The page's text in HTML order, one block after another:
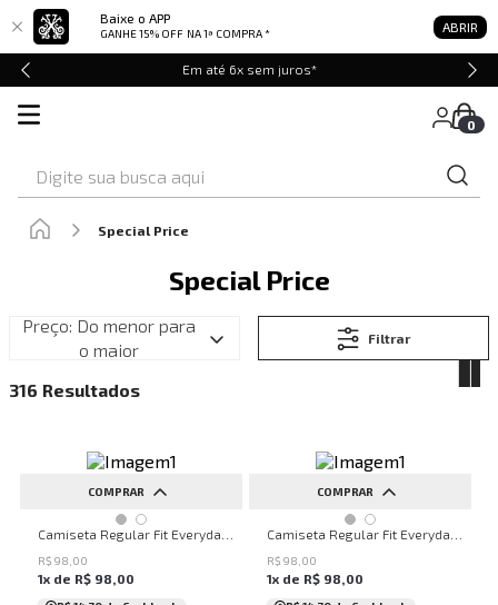
Baixe o APP
GANHE 15% OFF NA 1ª COMPRA * ABRIR
Retire em Loja e Ganhe 5% OFF
0
Special Price
Special Price
Preço: Do menor para
o maior
Filtrar
316
COMPRAR
PP P M G
R$ 98 00
1x de R$ 98,00
COMPRAR
PP P M G
R$ 98 00
1x de R$ 98,00